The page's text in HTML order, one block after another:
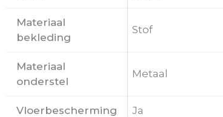
Materiaal
bekleding
Stof
Materiaal
onderstel
Metaal
Vloerbescherming Ja